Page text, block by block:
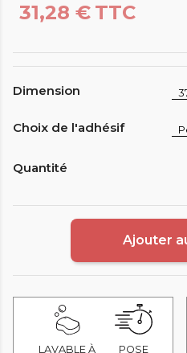
31,28 € TTC
Dimension
Choix de l'adhésif
Quantité
Ajouter
LAVABLE À
POSE